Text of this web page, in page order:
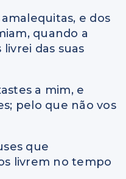
amalequitas, e dos
quando a
das suas
a mim, e
pelo que não vos
que
livrem no tempo